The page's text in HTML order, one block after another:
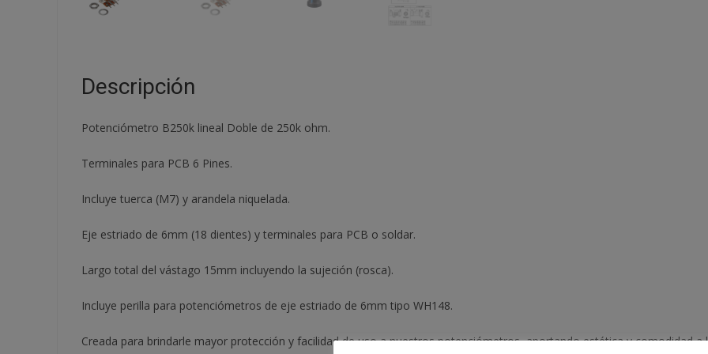
Descripción
Potenciómetro B250k lineal Doble de 250k ohm.
Terminales para PCB 6 Pines.
Incluye tuerca (M7) y arandela niquelada.
Eje estriado de 6mm (18 dientes) y terminales para PCB o soldar.
Largo total del vástago 15mm incluyendo la sujeción (rosca).
Incluye perilla para potenciómetros de eje estriado de 6mm tipo WH148.
Creada para brindarle mayor protección y facilidad de uso a nuestros potenciómetros, aportando estética y comodidad a